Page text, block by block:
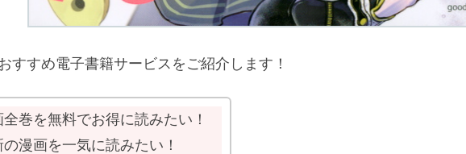
すすめ電子書籍サービスをご紹介します！
全巻を無料でお得に読みたい！
の漫画を一気に読みたい！